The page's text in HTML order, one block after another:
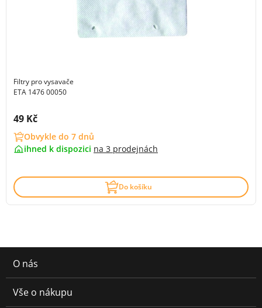
Filtry pro vysavače
ETA 1476 00050
Cena s DPH:
49 Kč
Obvykle do 7 dnů
ihned k dispozici na 3 prodejnách
Do košíku
O nás
Vše o nákupu